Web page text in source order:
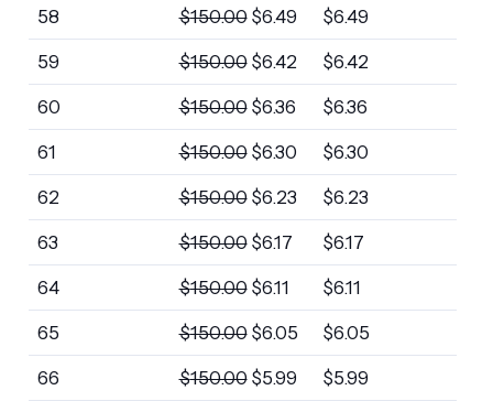
58 $150.00 $6.49 $6.49
59 $150.00 $6.42 $6.42
60 $150.00 $6.36 $6.36
61 $150.00 $6.30 $6.30
62 $150.00 $6.23 $6.23
63 $150.00 $6.17 $6.17
64 $150.00 $6.11 $6.11
65 $150.00 $6.05 $6.05
66 $150.00 $5.99 $5.99